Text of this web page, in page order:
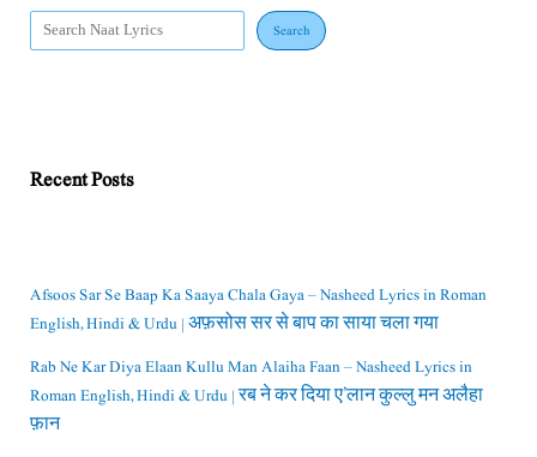
Search
Recent Posts
Afsoos Sar Se Baap Ka Saaya Chala Gaya – Nasheed Lyrics in Roman
English, Hindi & Urdu | अफ़सोस सर से बाप का साया चला गया
Rab Ne Kar Diya Elaan Kullu Man Alaiha Faan – Nasheed Lyrics in
Roman English, Hindi & Urdu | रब ने कर दिया ए’लान कुल्लु मन अलैहा
फ़ान